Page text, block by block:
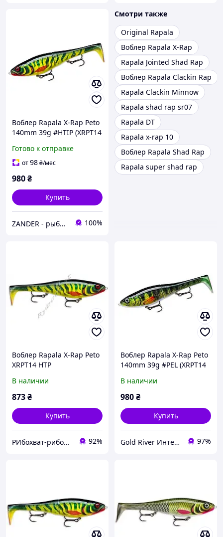
Воблер Rapala X-Rap Peto
140mm 39g #HTIP (XRPT14
Готово к отправке
от98₴/мес
980₴
Купить
ZANDER - рыболовный интернет-магазин 100%
Смотри также
Original Rapala
Воблер Rapala X-Rap
Rapala Jointed Shad Rap
Воблер Rapala Clackin Rap
Rapala Clackin Minnow
Rapala shad rap sr07
Rapala DT
Rapala x-rap 10
Воблер Rapala Shad Rap
Rapala super shad rap
Воблер Rapala X-Rap Peto
XRPT14 HTP
В наличии
873₴
Купить
РИбохват-риболовный магазин 92%
Воблер Rapala X-Rap Peto
140mm 39g #PEL (XRPT14
В наличии
980₴
Купить
Gold River Интернет магазин 97%